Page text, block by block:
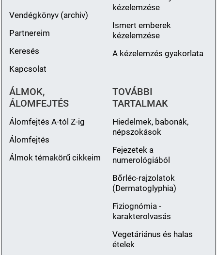
Vendégkönyv (archiv)
Partnereim
Keresés
Kapcsolat
kézelemzése
Ismert emberek
kézelemzése
A kézelemzés gyakorlata
ÁLMOK,
ÁLOMFEJTÉS
Álomfejtés A-tól Z-ig
Álomfejtés
Álmok témakörű cikkeim
TOVÁBBI
TARTALMAK
Hiedelmek, babonák,
népszokások
Fejezetek a
numerológiából
Bőrléc-rajzolatok
(Dermatoglyphia)
Fiziognómia -
karakterolvasás
Vegetáriánus és halas
ételek